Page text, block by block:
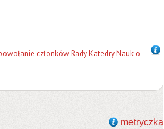
członków Rady Katedry Nauk o
metryczka